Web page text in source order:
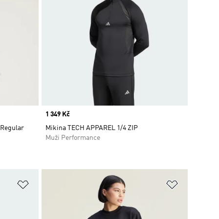
Price
1 349 Kč
Mikina TECH APPAREL 1/4 ZIP
Muži Performance
Přidat do seznamu přání